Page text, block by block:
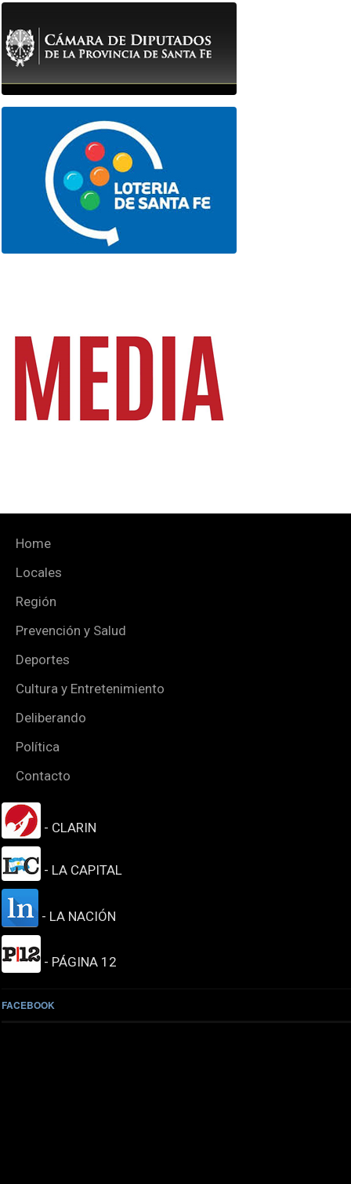
Home
Locales
Región
Prevención y Salud
Deportes
Cultura y Entretenimiento
Deliberando
Política
Contacto
- CLARIN
- LA CAPITAL
- LA NACIÓN
- PÁGINA 12
FACEBOOK